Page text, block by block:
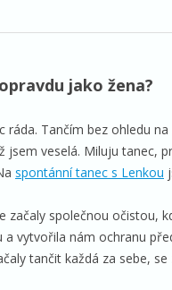
jako žena?
ráda. Tančím bez ohledu
jsem veselá. Miluju tanec,
spontánní tanec s Lenkou
začaly společnou očistou,
a vytvořila nám ochranu
tančit každá za sebe,